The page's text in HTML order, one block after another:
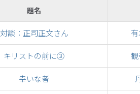
題名
対談：正司正文さん
キリストの前に③
幸いな者